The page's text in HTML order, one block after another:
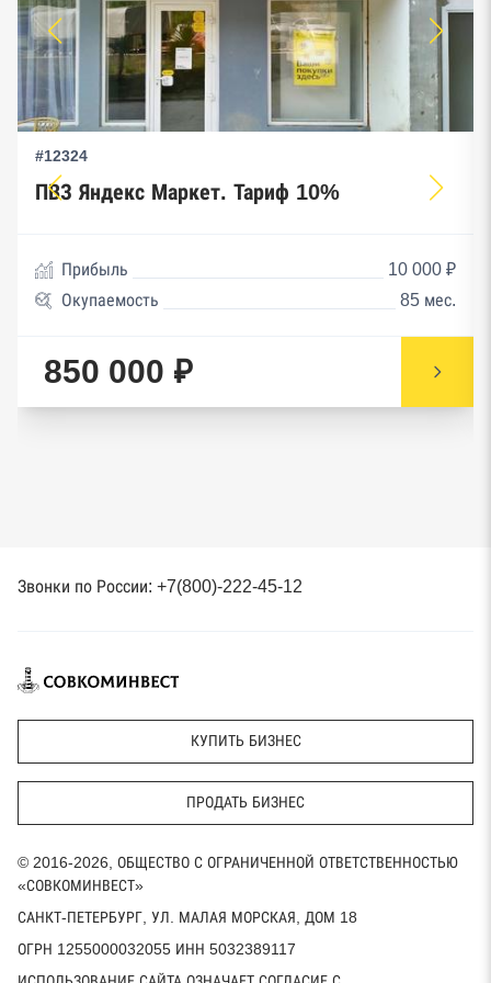
#12324
ПВЗ Яндекс Маркет. Тариф 10%
Прибыль
10 000 ₽
Окупаемость
85 мес.
850 000 ₽
Звонки по России: +7(800)-222-45-12
КУПИТЬ БИЗНЕС
ПРОДАТЬ БИЗНЕС
© 2016-2026, ОБЩЕСТВО С ОГРАНИЧЕННОЙ ОТВЕТСТВЕННОСТЬЮ
«СОВКОМИНВЕСТ»
САНКТ-ПЕТЕРБУРГ, УЛ. МАЛАЯ МОРСКАЯ, ДОМ 18
ОГРН 1255000032055 ИНН 5032389117